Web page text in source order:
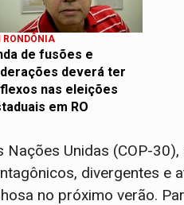
RONDÔNIA
de fusões e
deverá ter
nas eleições
em RO
Unidas (COP-
divergentes e
no próximo verão.